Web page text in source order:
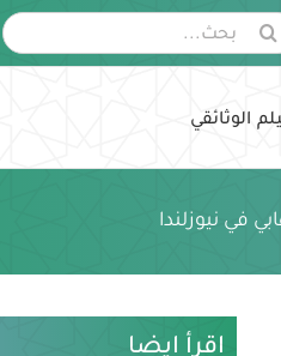
الوثائقي
في نيوزلندا
اقرأ ايضا